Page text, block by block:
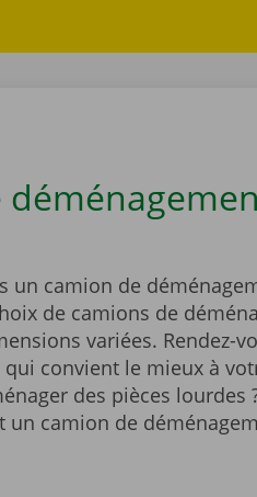
un camion de
de camions de
variées. Rendez-
convient le mieux à
des pièces lourdes
camion de